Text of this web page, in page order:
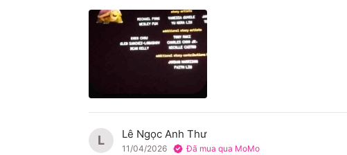
L Lê Ngọc Anh Thư
11/04/2026 Đã mua qua MoMo